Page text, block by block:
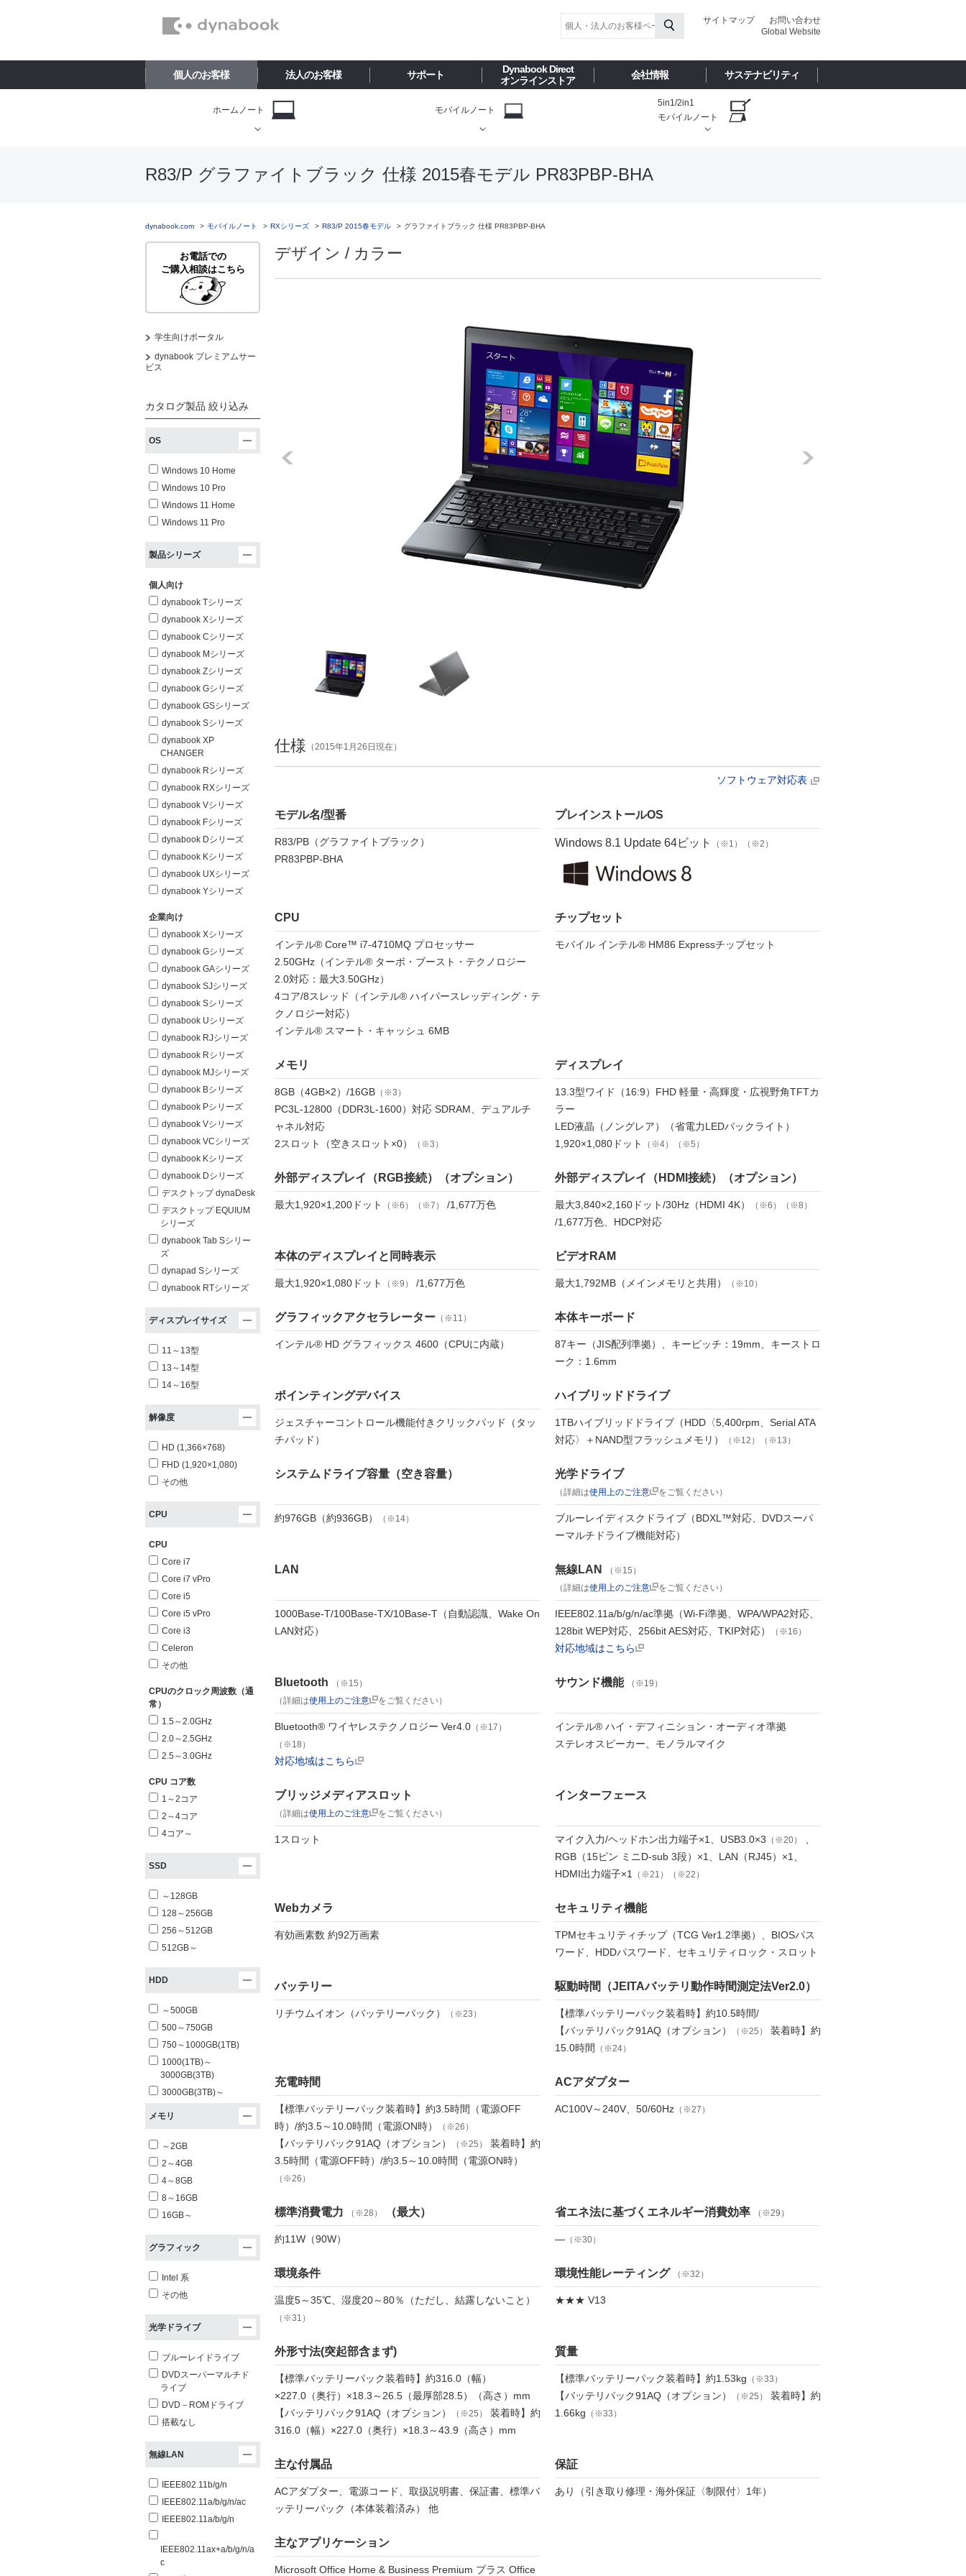
お問い合わせ
サイトマップ
Global Website
個人のお客様 法人のお客様 サポート
Dynabook Direct
オンラインストア
会社情報 サステナビリティ
ホームノート モバイルノート
5in1/2in1
モバイルノート
R83/P グラファイトブラック 仕様 2015春モデル PR83PBP-BHA
dynabook.com モバイルノート RXシリーズ R83/P 2015春モデル グラファイトブラック 仕様 PR83PBP-BHA
お電話での
ご購入相談はこちら
学生向けポータル
dynabook プレミアムサー
ビス
カタログ製品 絞り込み
OS
Windows 10 Home
Windows 10 Pro
Windows 11 Home
Windows 11 Pro
製品シリーズ
個人向け
dynabook Tシリーズ
dynabook Xシリーズ
dynabook Cシリーズ
dynabook Mシリーズ
dynabook Zシリーズ
dynabook Gシリーズ
dynabook GSシリーズ
dynabook Sシリーズ
dynabook XP
CHANGER
dynabook Rシリーズ
dynabook RXシリーズ
dynabook Vシリーズ
dynabook Fシリーズ
dynabook Dシリーズ
dynabook Kシリーズ
dynabook UXシリーズ
dynabook Yシリーズ
企業向け
dynabook Xシリーズ
dynabook Gシリーズ
dynabook GAシリーズ
dynabook SJシリーズ
dynabook Sシリーズ
dynabook Uシリーズ
dynabook RJシリーズ
dynabook Rシリーズ
dynabook MJシリーズ
dynabook Bシリーズ
dynabook Pシリーズ
dynabook Vシリーズ
dynabook VCシリーズ
dynabook Kシリーズ
dynabook Dシリーズ
デスクトップ dynaDesk
デスクトップ EQUIUM
シリーズ
dynabook Tab Sシリー
ズ
dynapad Sシリーズ
dynabook RTシリーズ
ディスプレイサイズ
11～13型
13～14型
14～16型
解像度
HD (1,366×768)
FHD (1,920×1,080)
その他
CPU
CPU
Core i7
Core i7 vPro
Core i5
Core i5 vPro
Core i3
Celeron
その他
CPUのクロック周波数（通
常）
1.5～2.0GHz
2.0～2.5GHz
2.5～3.0GHz
CPU コア数
1～2コア
2～4コア
4コア～
SSD
～128GB
128～256GB
256～512GB
512GB～
HDD
～500GB
500～750GB
750～1000GB(1TB)
1000(1TB)～
3000GB(3TB)
3000GB(3TB)～
メモリ
～2GB
2～4GB
4～8GB
8～16GB
16GB～
グラフィック
Intel 系
その他
光学ドライブ
ブルーレイドライブ
DVDスーパーマルチド
ライブ
DVD－ROMドライブ
搭載なし
無線LAN
IEEE802.11b/g/n
IEEE802.11a/b/g/n/ac
IEEE802.11a/b/g/n
IEEE802.11ax+a/b/g/n/a
c
デザイン / カラー
仕様 （2015年1月26日現在）
ソフトウェア対応表
モデル名/型番
R83/PB（グラファイトブラック）
PR83PBP-BHA
プレインストールOS
Windows 8.1 Update 64ビット （※1）（※2）
CPU
インテル® Core™ i7-4710MQ プロセッサー
2.50GHz（インテル® ターボ・ブースト・テクノロジー
2.0対応：最大3.50GHz）
4コア/8スレッド（インテル® ハイパースレッディング・テ
クノロジー対応）
インテル® スマート・キャッシュ 6MB
チップセット
モバイル インテル® HM86 Expressチップセット
メモリ
8GB（4GB×2）/16GB （※3）
PC3L-12800（DDR3L-1600）対応 SDRAM、デュアルチ
ャネル対応
2スロット（空きスロット×0）
（※3）
ディスプレイ
13.3型ワイド（16:9）FHD 軽量・高輝度・広視野角TFTカ
ラー
LED液晶（ノングレア）（省電力LEDバックライト）
1,920×1,080ドット
（※4）（※5）
外部ディスプレイ（RGB接続）（オプション）
最大1,920×1,200ドット （※6）（※7） /1,677万色
外部ディスプレイ（HDMI接続）（オプション）
最大3,840×2,160ドット/30Hz（HDMI 4K） （※6）（※8）
/1,677万色、HDCP対応
本体のディスプレイと同時表示
最大1,920×1,080ドット （※9） /1,677万色
ビデオRAM
最大1,792MB（メインメモリと共用） （※10）
グラフィックアクセラレーター （※11）
インテル® HD グラフィックス 4600（CPUに内蔵）
本体キーボード
87キー（JIS配列準拠）、キーピッチ：19mm、キーストロ
ーク：1.6mm
ポインティングデバイス
ジェスチャーコントロール機能付きクリックパッド（タッ
チパッド）
ハイブリッドドライブ
1TBハイブリッドドライブ（HDD〈5,400rpm、Serial ATA
対応〉＋NAND型フラッシュメモリ）
（※12）（※13）
システムドライブ容量（空き容量）
約976GB（約936GB） （※14）
光学ドライブ
（詳細は使用上のご注意 をご覧ください）
ブルーレイディスクドライブ（BDXL™対応、DVDスーパ
ーマルチドライブ機能対応）
LAN
1000Base-T/100Base-TX/10Base-T（自動認識、Wake On
LAN対応）
無線LAN
（※15）
（詳細は使用上のご注意 をご覧ください）
IEEE802.11a/b/g/n/ac準拠（Wi-Fi準拠、WPA/WPA2対応、
128bit WEP対応、256bit AES対応、TKIP対応）
（※16）
対応地域はこちら
Bluetooth
（※15）
（詳細は使用上のご注意 をご覧ください）
Bluetooth® ワイヤレステクノロジー Ver4.0 （※17）
（※18）
対応地域はこちら
サウンド機能 （※19）
インテル® ハイ・デフィニション・オーディオ準拠
ステレオスピーカー、モノラルマイク
ブリッジメディアスロット
（詳細は使用上のご注意 をご覧ください）
1スロット
インターフェース
マイク入力/ヘッドホン出力端子×1、USB3.0×3 （※20）
RGB（15ピン ミニD-sub 3段）×1、LAN（RJ45）×1、
HDMI出力端子×1
（※21）（※22）
Webカメラ
有効画素数 約92万画素
セキュリティ機能
TPMセキュリティチップ（TCG Ver1.2準拠）、BIOSパス
ワード、HDDパスワード、セキュリティロック・スロット
バッテリー
リチウムイオン（バッテリーパック） （※23）
駆動時間（JEITAバッテリ動作時間測定法Ver2.0）
【標準バッテリーパック装着時】約10.5時間/
【バッテリパック91AQ（オプション）
（※25）
装着時】約
15.0時間
（※24）
充電時間
【標準バッテリーパック装着時】約3.5時間（電源OFF
時）/約3.5～10.0時間（電源ON時）
（※26）
【バッテリパック91AQ（オプション） （※25）
装着時】約
3.5時間（電源OFF時）/約3.5～10.0時間（電源ON時）
（※26）
ACアダプター
AC100V～240V、50/60Hz （※27）
標準消費電力 （※28） （最大）
約11W（90W）
省エネ法に基づくエネルギー消費効率 （※29）
― （※30）
環境条件
温度5～35℃、湿度20～80％（ただし、結露しないこと）
（※31）
環境性能レーティング （※32）
★★★ V13
外形寸法(突起部含まず)
【標準バッテリーパック装着時】約316.0（幅）
×227.0（奥行）×18.3～26.5（最厚部28.5）（高さ）mm
【バッテリパック91AQ（オプション）
（※25）
装着時】約
316.0（幅）×227.0（奥行）×18.3～43.9（高さ）mm
質量
【標準バッテリーパック装着時】約1.53kg （※33）
【バッテリパック91AQ（オプション） （※25）
装着時】約
1.66kg （※33）
主な付属品
ACアダプター、電源コード、取扱説明書、保証書、標準バ
ッテリーパック（本体装着済み） 他
保証
あり（引き取り修理・海外保証〈制限付〉1年）
主なアプリケーション
Microsoft Office Home & Business Premium プラス Office